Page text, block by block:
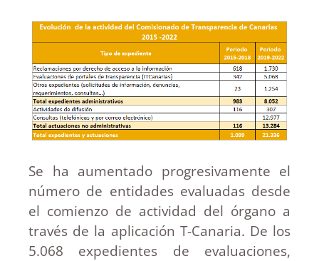
Se ha aumentado progresivamente el
número de entidades evaluadas desde
el comienzo de actividad del órgano a
través de la aplicación T-Canaria. De los
5.068 expedientes de evaluaciones,